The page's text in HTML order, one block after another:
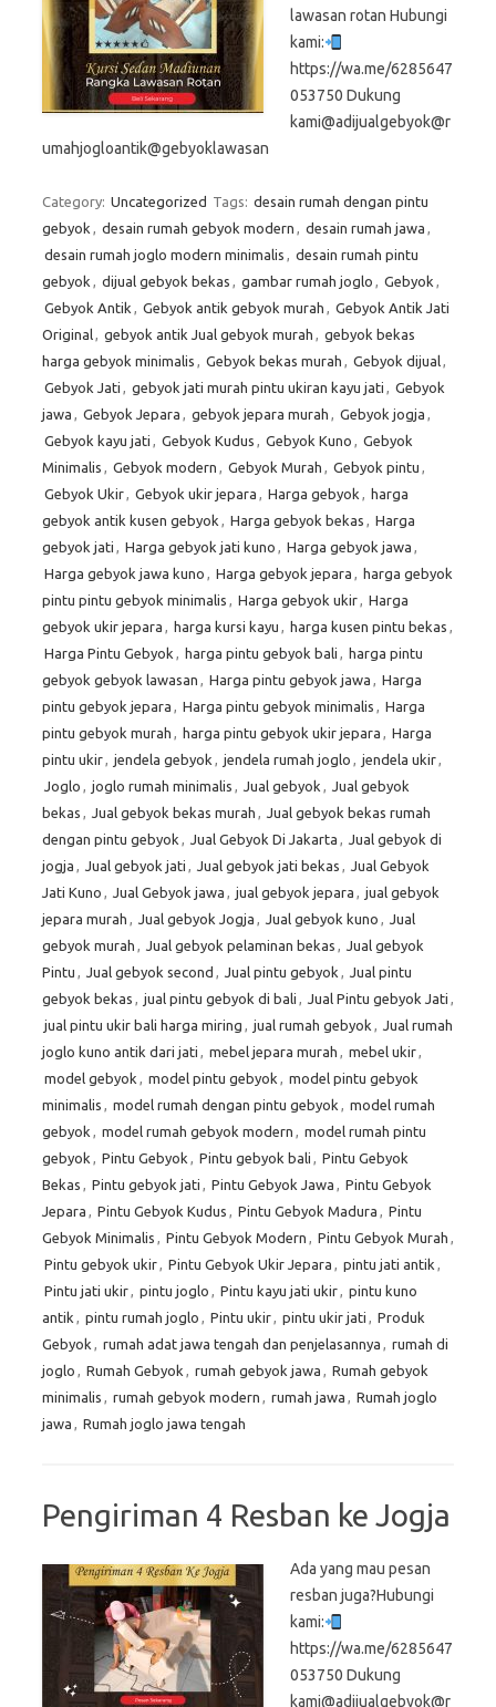
lawasan rotan Hubungi
kami:
https://wa.me/6285647
053750 Dukung
kami@adijualgebyok@r
umahjogloantik@gebyoklawasan
Category: Uncategorized Tags: desain rumah dengan pintu
gebyok , desain rumah gebyok modern , desain rumah jawa ,
desain rumah joglo modern minimalis , desain rumah pintu
gebyok , dijual gebyok bekas , gambar rumah joglo , Gebyok ,
Gebyok Antik , Gebyok antik gebyok murah , Gebyok Antik Jati
Original, gebyok antik Jual gebyok murah , gebyok bekas
harga gebyok minimalis , Gebyok bekas murah , Gebyok dijual,
Gebyok Jati , gebyok jati murah pintu ukiran kayu jati , Gebyok
jawa , Gebyok Jepara , gebyok jepara murah , Gebyok jogja ,
Gebyok kayu jati , Gebyok Kudus , Gebyok Kuno , Gebyok
Minimalis , Gebyok modern , Gebyok Murah , Gebyok pintu ,
Gebyok Ukir, Gebyok ukir jepara , Harga gebyok , harga
gebyok antik kusen gebyok , Harga gebyok bekas , Harga
gebyok jati , Harga gebyok jati kuno , Harga gebyok jawa ,
Harga gebyok jawa kuno , Harga gebyok jepara , harga gebyok
pintu pintu gebyok minimalis , Harga gebyok ukir, Harga
gebyok ukir jepara , harga kursi kayu , harga kusen pintu bekas ,
Harga Pintu Gebyok , harga pintu gebyok bali , harga pintu
gebyok gebyok lawasan , Harga pintu gebyok jawa , Harga
pintu gebyok jepara , Harga pintu gebyok minimalis , Harga
pintu gebyok murah , harga pintu gebyok ukir jepara , Harga
pintu ukir, jendela gebyok , jendela rumah joglo , jendela ukir,
Joglo , joglo rumah minimalis , Jual gebyok , Jual gebyok
bekas , Jual gebyok bekas murah , Jual gebyok bekas rumah
dengan pintu gebyok , Jual Gebyok Di Jakarta , Jual gebyok di
jogja , Jual gebyok jati , Jual gebyok jati bekas , Jual Gebyok
Jati Kuno , Jual Gebyok jawa , jual gebyok jepara , jual gebyok
jepara murah , Jual gebyok Jogja , Jual gebyok kuno , Jual
gebyok murah , Jual gebyok pelaminan bekas , Jual gebyok
Pintu , Jual gebyok second , Jual pintu gebyok , Jual pintu
gebyok bekas , jual pintu gebyok di bali , Jual Pintu gebyok Jati ,
jual pintu ukir bali harga miring , jual rumah gebyok , Jual rumah
joglo kuno antik dari jati , mebel jepara murah , mebel ukir,
model gebyok , model pintu gebyok , model pintu gebyok
minimalis , model rumah dengan pintu gebyok , model rumah
gebyok , model rumah gebyok modern , model rumah pintu
gebyok , Pintu Gebyok , Pintu gebyok bali , Pintu Gebyok
Bekas , Pintu gebyok jati , Pintu Gebyok Jawa , Pintu Gebyok
Jepara , Pintu Gebyok Kudus , Pintu Gebyok Madura , Pintu
Gebyok Minimalis , Pintu Gebyok Modern , Pintu Gebyok Murah ,
Pintu gebyok ukir, Pintu Gebyok Ukir Jepara , pintu jati antik ,
Pintu jati ukir, pintu joglo , Pintu kayu jati ukir, pintu kuno
antik , pintu rumah joglo , Pintu ukir, pintu ukir jati , Produk
Gebyok , rumah adat jawa tengah dan penjelasannya , rumah di
joglo , Rumah Gebyok , rumah gebyok jawa , Rumah gebyok
minimalis , rumah gebyok modern , rumah jawa , Rumah joglo
jawa , Rumah joglo jawa tengah
Pengiriman 4 Resban ke Jogja
Ada yang mau pesan
resban juga?Hubungi
kami:
https://wa.me/6285647
053750 Dukung
kami@adijualgebyok@r